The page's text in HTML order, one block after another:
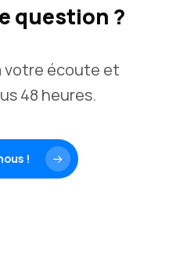
question ?
votre écoute et
48 heures.
!